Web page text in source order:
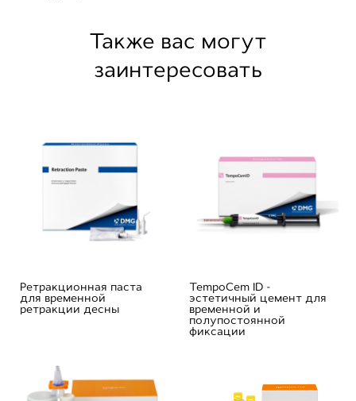
Также вас могут
заинтересовать
Ретракционная паста
для временной
ретракции десны
TempoCem ID -
эстетичный цемент для
временной и
полупостоянной
фиксации